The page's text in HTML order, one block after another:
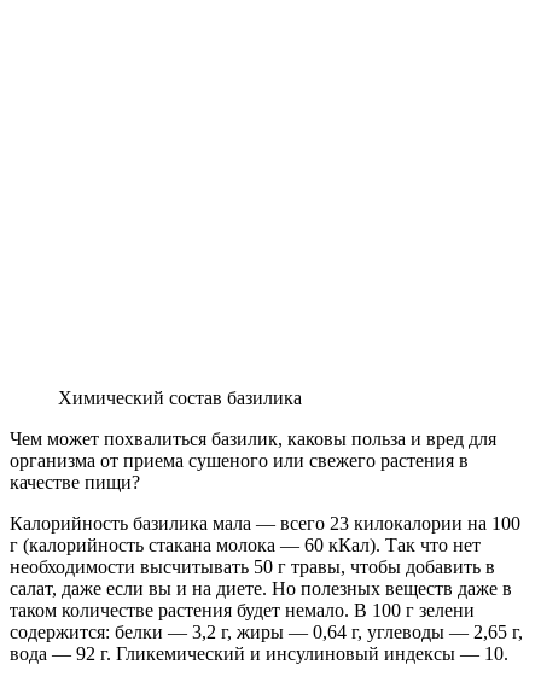
Химический состав базилика
Чем может похвалиться базилик, каковы польза и вред для
организма от приема сушеного или свежего растения в
качестве пищи?
Калорийность базилика мала — всего 23 килокалории на 100
г (калорийность стакана молока — 60 кКал). Так что нет
необходимости высчитывать 50 г травы, чтобы добавить в
салат, даже если вы и на диете. Но полезных веществ даже в
таком количестве растения будет немало. В 100 г зелени
содержится: белки — 3,2 г, жиры — 0,64 г, углеводы — 2,65 г,
вода — 92 г. Гликемический и инсулиновый индексы — 10.